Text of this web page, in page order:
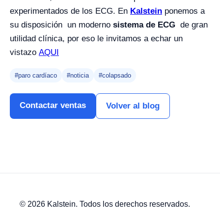
experimentados de los ECG. En Kalstein ponemos a
su disposición un moderno sistema de ECG de gran
utilidad clínica, por eso le invitamos a echar un
vistazo AQUI
#paro cardíaco #noticia #colapsado
Contactar ventas Volver al blog
© 2026 Kalstein. Todos los derechos reservados.